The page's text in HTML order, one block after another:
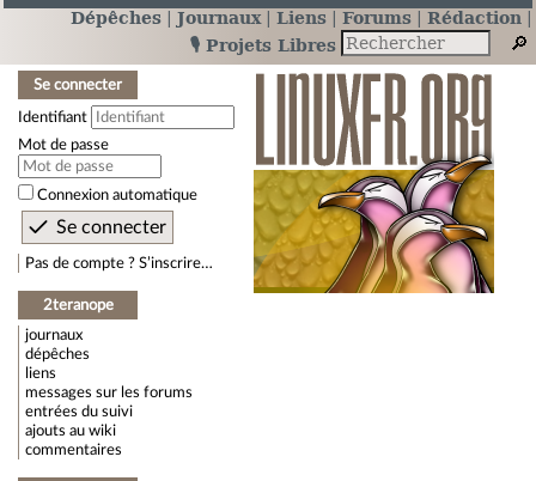
Dépêches Journaux Liens Forums
Rédaction
🎙️ Projets Libres
Se connecter
Identifiant
Mot de passe
Connexion automatique
Pas de compte ? S’inscrire…
2teranope
journaux
dépêches
liens
messages sur les forums
entrées du suivi
ajouts au wiki
commentaires